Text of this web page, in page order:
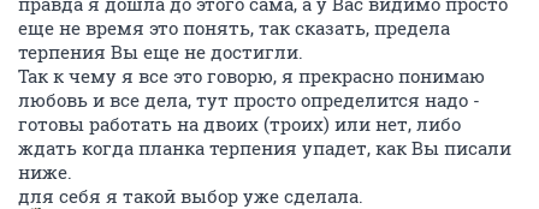
еще не время это понять, так сказать, предела
терпения Вы еще не достигли.
Так к чему я все это говорю, я прекрасно понимаю
любовь и все дела, тут просто определится надо -
готовы работать на двоих (троих) или нет, либо
ждать когда планка терпения упадет, как Вы писали
ниже.
для себя я такой выбор уже сделала.